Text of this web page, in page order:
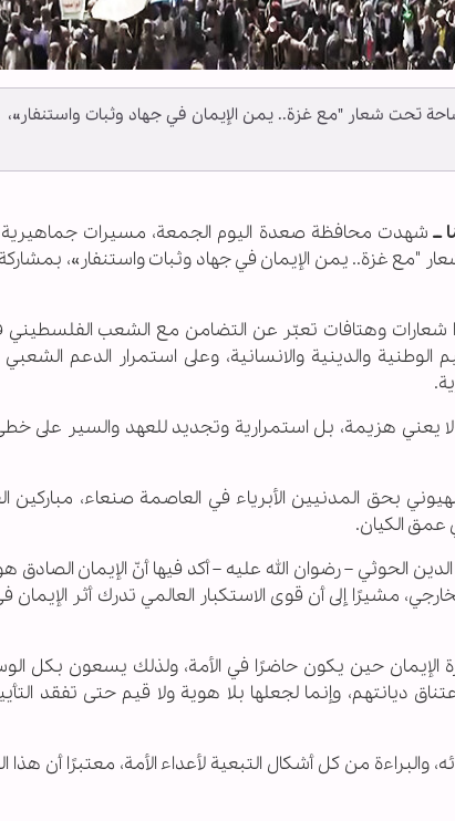
صعدة مسيرات جماهيرية حاشدة احتضنتها 40 ساحة تحت شعار "مع غزة.. يمن الإيمان في جهاد وثبات واستنفار»،
ــ شهدت محافظة صعدة اليوم الجمعة، مسيرات
شعار "مع غزة.. يمن الإيمان في جهاد وثبات واستنفار»،
شعارات وهتافات تعبّر عن التضامن مع الشعب الفلسطيني
والدينية والانسانية، وعلى استمرار الدعم
يعني هزيمة، بل استمرارية وتجديد للعهد والسير على
بحق المدنيين الأبرياء في العاصمة صنعاء، مباركين
عمق الكيان.
– رضوان الله عليه – أكد فيها أنّ الإيمان الصادق هو
مشيرًا إلى أن قوى الاستكبار العالمي تدرك أثر الإيمان
الإيمان حين يكون حاضرًا في الأمة، ولذلك يسعون بكل
ديانتهم، وإنما لجعلها بلا هوية ولا قيم حتى تفقد
والبراءة من كل أشكال التبعية لأعداء الأمة، معتبرًا أن هذا